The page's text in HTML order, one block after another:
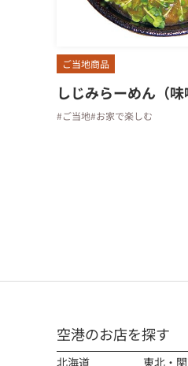
ご当地商品
しじみらーめん（味
#ご当地#お家で楽しむ
空港のお店を探す
北海道 東北・